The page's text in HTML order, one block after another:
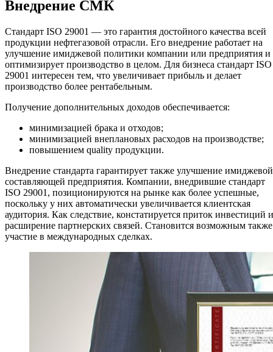
Внедрение СМК
Стандарт ISO 29001 — это гарантия достойного качества всей
продукции нефтегазовой отрасли. Его внедрение работает на
улучшение имиджевой политики компании или предприятия и
оптимизирует производство в целом. Для бизнеса стандарт ISO
29001 интересен тем, что увеличивает прибыль и делает
производство более рентабельным.
Получение дополнительных доходов обеспечивается:
минимизацией брака и отходов;
минимизацией внеплановых расходов на производстве;
повышением quality продукции.
Внедрение стандарта гарантирует также улучшение имиджевой
составляющей предприятия. Компании, внедрившие стандарт
ISO 29001, позиционируются на рынке как более успешные,
поскольку у них автоматически увеличивается клиентская
аудитория. Как следствие, констатируется приток инвестиций и
расширение партнерских связей. Становится возможным также
участие в международных сделках.